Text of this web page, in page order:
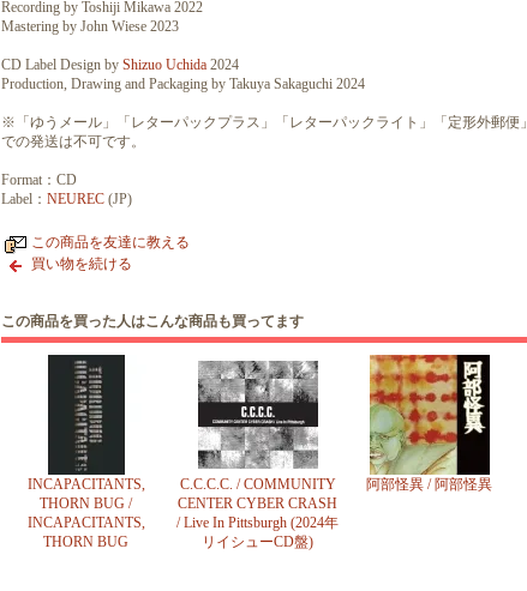
Recording by Toshiji Mikawa 2022
Mastering by John Wiese 2023
CD Label Design by Shizuo Uchida 2024
Production, Drawing and Packaging by Takuya Sakaguchi 2024
※「ゆうメール」「レターパックプラス」「レターパックライト」「定形外郵便」
での発送は不可です。
Format：CD
Label： NEUREC (JP)
この商品を友達に教える
買い物を続ける
この商品を買った人はこんな商品も買ってます
INCAPACITANTS,
THORN BUG /
INCAPACITANTS,
THORN BUG
C.C.C.C. / COMMUNITY
CENTER CYBER CRASH
/ Live In Pittsburgh (2024年
リイシューCD盤)
阿部怪異 / 阿部怪異